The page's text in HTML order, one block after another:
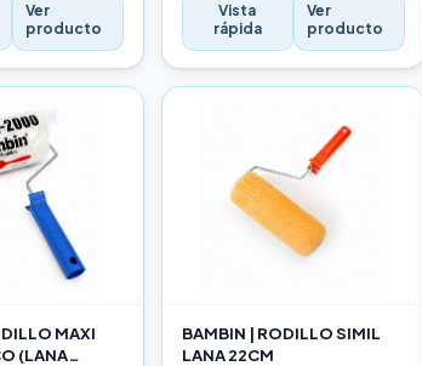
Ver
producto
Vista
rápida
Ver
producto
MAXI
(LANA
BAMBIN | RODILLO SIMIL
LANA 22CM